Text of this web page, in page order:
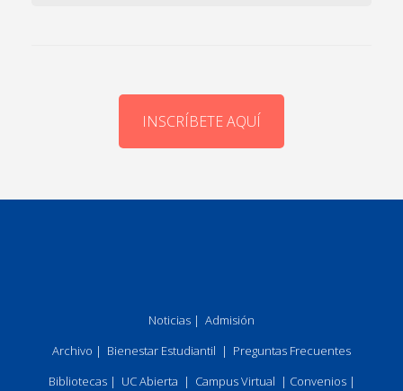
INSCRÍBETE AQUÍ
Noticias | Admisión
Archivo | Bienestar Estudiantil | Preguntas Frecuentes
Bibliotecas| UC Abierta | Campus Virtual | Convenios|